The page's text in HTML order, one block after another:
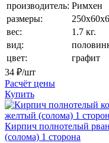
производитель: Римхен
размеры:
вес:
1.7 кг.
вид:
цвет:
графит
34 ₽/шт
Расчёт цены
Купить
Кирпич полнотелый
(солома) 1 сторона